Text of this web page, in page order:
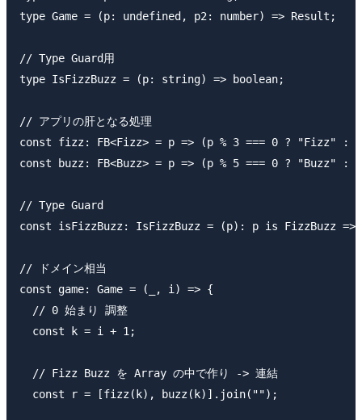
type Game = (p: undefined, p2: number) => Result;
// Type Guard用
type IsFizzBuzz = (p: string) => boolean;
// アプリの肝となる処理
const fizz: FB<Fizz> = p => (p % 3 === 0 ? "Fizz" :
const buzz: FB<Buzz> = p => (p % 5 === 0 ? "Buzz" :
// Type Guard
const isFizzBuzz: IsFizzBuzz = (p): p is FizzBuzz
// ドメイン相当
const game: Game = (_, i) => {
  // 0 始まり 調整
  const k = i + 1;
  // Fizz Buzz を Array の中で作り -> 連結
  const r = [fizz(k), buzz(k)].join("");